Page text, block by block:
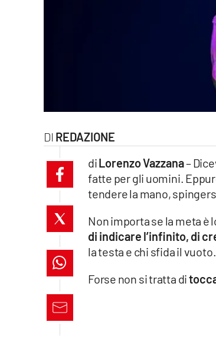
cosenzachannel.it
catanzarochannel.it
lacapitalenews.it
REDAZIONE
diLorenzo Vazzana–
fatte per gli uomini.
tendere la mano,
Non importa se la meta è
di indicare l’infinito, di
la testa e chi sfida il vuoto.
Forse non si tratta di